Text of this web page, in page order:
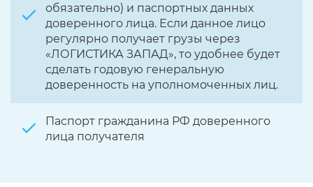
обязательно) и паспортных данных
доверенного лица. Если данное лицо
регулярно получает грузы через
«ЛОГИСТИКА ЗАПАД», то удобнее будет
сделать годовую генеральную
доверенность на уполномоченных лиц.
Паспорт гражданина РФ доверенного
лица получателя